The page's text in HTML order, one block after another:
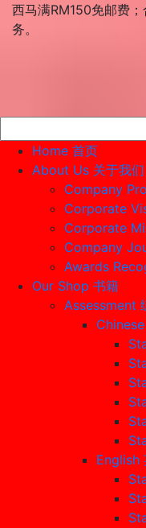
Skip西马满RM150免邮费
务。
Home 首页
About Us 关于我们
Company
Corporate
Corporate
Company
Awards
Our Shop 书籍
Assessment
English